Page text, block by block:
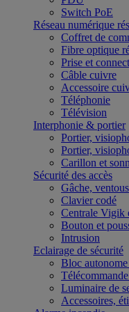
Switch PoE
Réseau numérique
Coffret de
Fibre optique
Prise et
Câble cuivre
Accessoire
Téléphonie
Télévision
Interphonie & portier
Portier,
Portier,
Carillon et
Sécurité des accès
Gâche,
Clavier codé
Centrale Vigik
Bouton et
Intrusion
Eclairage de sécurité
Bloc
Luminaire de
Accessoires,